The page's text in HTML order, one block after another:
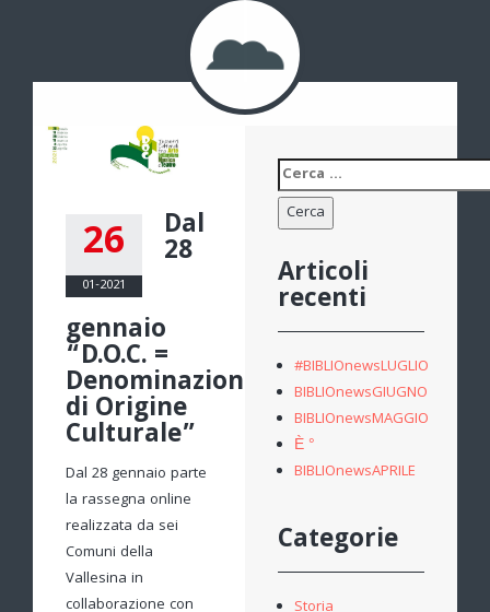
26
01-2021
Dal
28
gennaio
“D.O.C. =
Denominazione
di Origine
Culturale”
Dal 28 gennaio parte
la rassegna online
realizzata da sei
Comuni della
Vallesina in
collaborazione con
Ricerca
per:
Articoli
recenti
#BIBLIOnewsLUGLIO
BIBLIOnewsGIUGNO
BIBLIOnewsMAGGIO
È °
BIBLIOnewsAPRILE
Categorie